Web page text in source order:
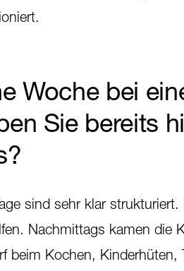
Woche bei
Sie bereits
sind sehr klar
Nachmittags kamen die
beim Kochen,